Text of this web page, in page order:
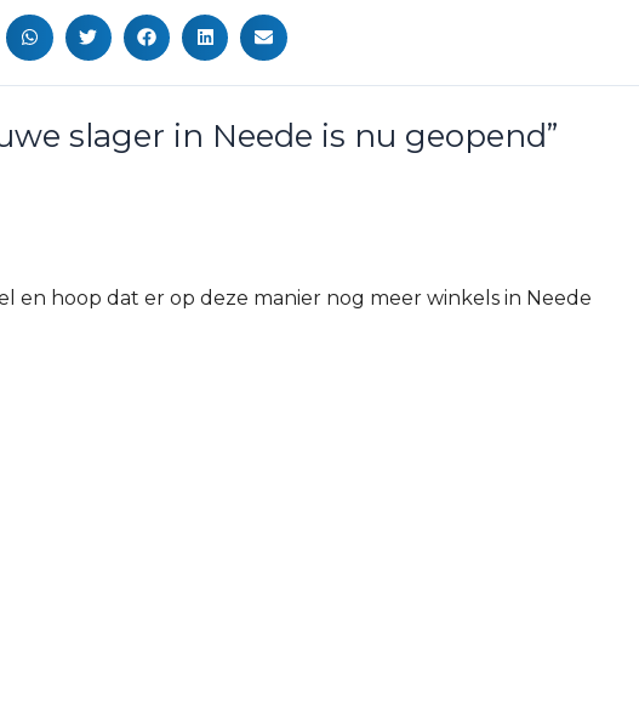
slager in Neede is nu geopend”
en hoop dat er op deze manier nog meer winkels in Neede